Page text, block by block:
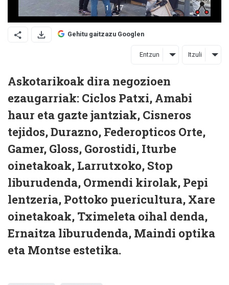
Gehitu gaitzazu Googlen
Entzun Itzuli
Askotarikoak dira negozioen
ezaugarriak: Ciclos Patxi, Amabi
haur eta gazte jantziak, Cisneros
tejidos, Durazno, Federopticos Orte,
Gamer, Gloss, Gorostidi, Iturbe
oinetakoak, Larrutxoko, Stop
liburudenda, Ormendi kirolak, Pepi
lentzeria, Pottoko puericultura, Xare
oinetakoak, Tximeleta oihal denda,
Ernaitza liburudenda, Maindi optika
eta Montse estetika.